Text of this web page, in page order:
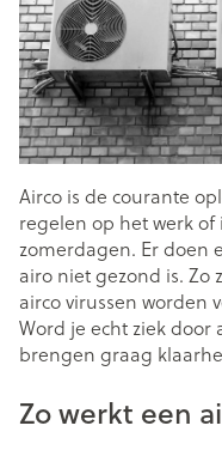
Airco is de courante
regelen op het werk
zomerdagen. Er doen
airo niet gezond is. Zo
airco virussen worden
Word je echt ziek door
brengen graag
Zo werkt een